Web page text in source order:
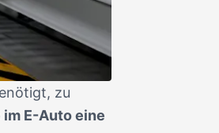
zu
E-Auto eine